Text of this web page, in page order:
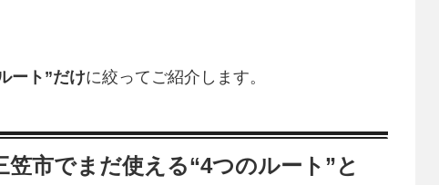
ート”だけに絞ってご紹介します。
市でまだ使える“4つのルート”と